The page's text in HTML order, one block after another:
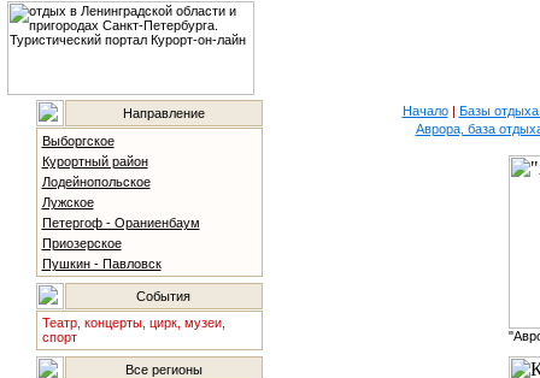
Направление
Выборгское
Курортный район
Лодейнопольское
Лужское
Петергоф - Ораниенбаум
Приозерское
Пушкин - Павловск
События
Театр, концерты, цирк, музеи,
спорт
Все регионы
Начало| Базы
Аврора, база